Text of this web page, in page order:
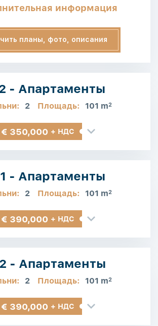
информация
планы, фото, описания
- Апартаменты
2 Площадь: 101 m2
€ 350,000 + НДС
- Апартаменты
2 Площадь: 101 m2
€ 390,000 + НДС
- Апартаменты
2 Площадь: 101 m2
€ 390,000 + НДС